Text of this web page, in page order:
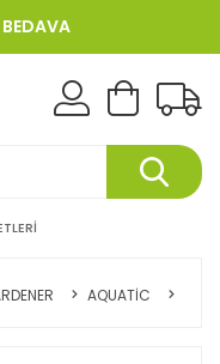
AQUATİC